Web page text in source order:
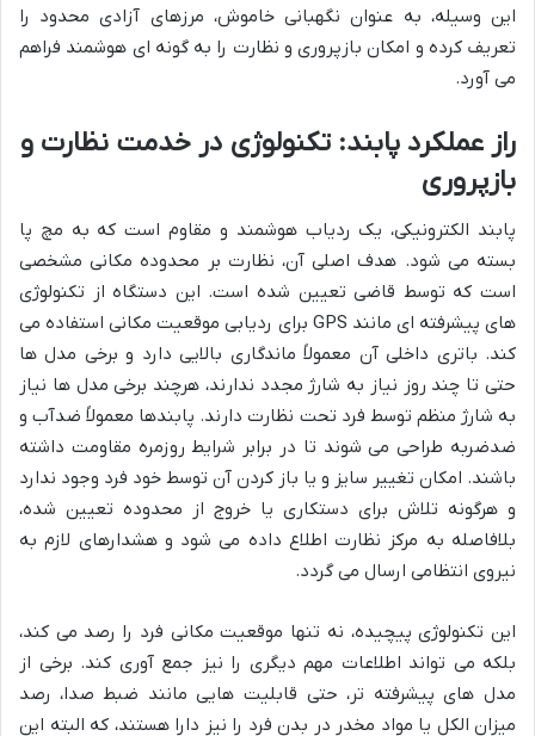
این وسیله، به عنوان نگهبانی خاموش، مرزهای آزادی محدود را
تعریف کرده و امکان بازپروری و نظارت را به گونه ای هوشمند فراهم
می آورد.
راز عملکرد پابند: تکنولوژی در خدمت نظارت و
بازپروری
پابند الکترونیکی، یک ردیاب هوشمند و مقاوم است که به مچ پا
بسته می شود. هدف اصلی آن، نظارت بر محدوده مکانی مشخصی
است که توسط قاضی تعیین شده است. این دستگاه از تکنولوژی
های پیشرفته ای مانند GPS برای ردیابی موقعیت مکانی استفاده می
کند. باتری داخلی آن معمولاً ماندگاری بالایی دارد و برخی مدل ها
حتی تا چند روز نیاز به شارژ مجدد ندارند، هرچند برخی مدل ها نیاز
به شارژ منظم توسط فرد تحت نظارت دارند. پابندها معمولاً ضدآب و
ضدضربه طراحی می شوند تا در برابر شرایط روزمره مقاومت داشته
باشند. امکان تغییر سایز و یا باز کردن آن توسط خود فرد وجود ندارد
و هرگونه تلاش برای دستکاری یا خروج از محدوده تعیین شده،
بلافاصله به مرکز نظارت اطلاع داده می شود و هشدارهای لازم به
نیروی انتظامی ارسال می گردد.
این تکنولوژی پیچیده، نه تنها موقعیت مکانی فرد را رصد می کند،
بلکه می تواند اطلاعات مهم دیگری را نیز جمع آوری کند. برخی از
مدل های پیشرفته تر، حتی قابلیت هایی مانند ضبط صدا، رصد
میزان الکل یا مواد مخدر در بدن فرد را نیز دارا هستند، که البته این